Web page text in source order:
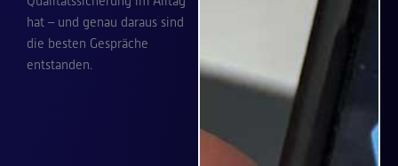
hat – und genau daraus sind
die besten Gespräche
entstanden.